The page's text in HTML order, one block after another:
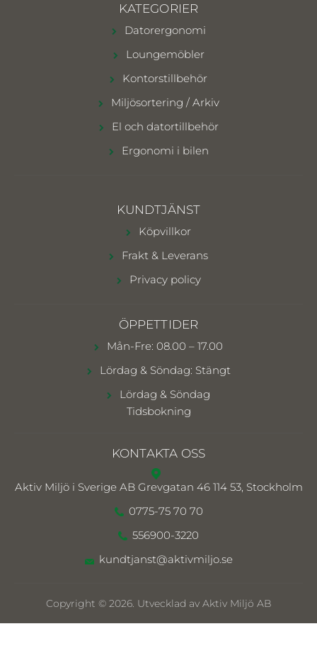
KATEGORIER
Datorergonomi
Loungemöbler
Kontorstillbehör
Miljösortering / Arkiv
El och datortillbehör
Ergonomi i bilen
KUNDTJÄNST
Köpvillkor
Frakt & Leverans
Privacy policy
ÖPPETTIDER
Mån-Fre: 08.00 – 17.00
Lördag & Söndag: Stängt
Lördag & Söndag
Tidsbokning
KONTAKTA OSS
Aktiv Miljö i Sverige AB Grevgatan 46 114 53, Stockholm
0775-75 70 70
556900-3220
kundtjanst@aktivmiljo.se
Copyright © 2026. Utvecklad av Aktiv Miljö AB